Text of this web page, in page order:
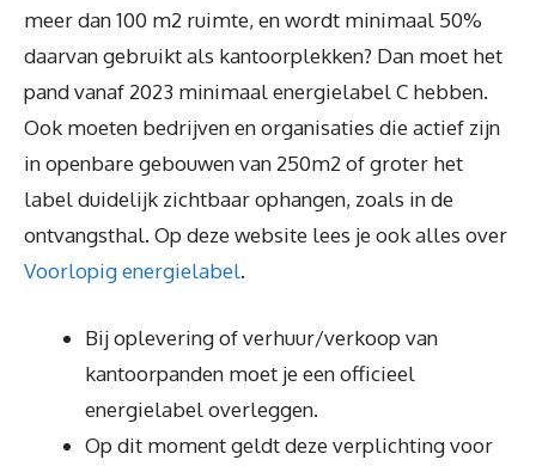
meer dan 100 m2 ruimte, en wordt minimaal 50%
daarvan gebruikt als kantoorplekken? Dan moet het
pand vanaf 2023 minimaal energielabel C hebben.
Ook moeten bedrijven en organisaties die actief zijn
in openbare gebouwen van 250m2 of groter het
label duidelijk zichtbaar ophangen, zoals in de
ontvangsthal. Op deze website lees je ook alles over
Voorlopig energielabel.
Bij oplevering of verhuur/verkoop van
kantoorpanden moet je een officieel
energielabel overleggen.
Op dit moment geldt deze verplichting voor